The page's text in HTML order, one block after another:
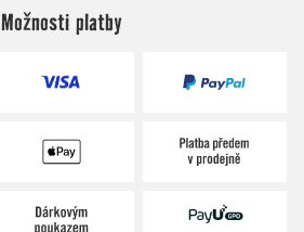
Možnosti platby